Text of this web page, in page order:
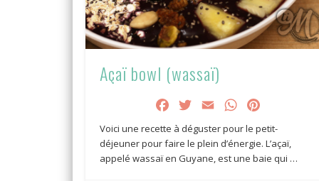
Açaï bowl (wassaï)
FacebookTwitter
Email WhatsApp
Voici une recette à déguster pour le petit-
déjeuner pour faire le plein d’énergie. L’açaï,
appelé wassaï en Guyane, est une baie qui …